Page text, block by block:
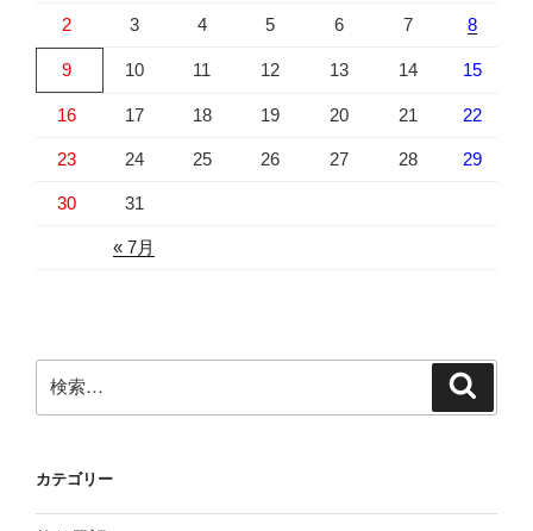
« 7月
2 3 4 5 6 7 8
9 10 11 12 13 14 15
16 17 18 19 20 21 22
23 24 25 26 27 28 29
30 31
検
索:
カテゴリー